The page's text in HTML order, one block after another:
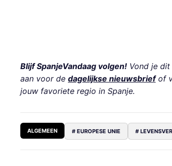
Blijf SpanjeVandaag volgen! Vond je
aan voor de dagelijkse nieuwsbriefof
jouw favoriete regio in Spanje.
ALGEMEEN # EUROPESE UNIE #